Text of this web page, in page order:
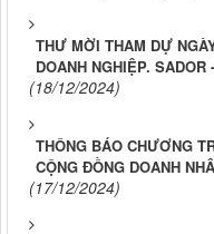
THƯ MỜI THAM DỰ
DOANH NGHIỆP. SADOR
(18/12/2024)
THÔNG BÁO CHƯƠNG
CỘNG ĐỒNG DOANH
(17/12/2024)